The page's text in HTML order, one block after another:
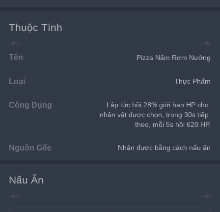
Thuộc Tính
Tên Pizza Nấm Rơm Nướng
Loại Thực Phẩm
Công Dụng
Lập tức hồi 28% giới hạn HP cho
nhân vật được chọn, trong 30s tiếp
theo, mỗi 5s hồi 620 HP.
Nguồn Gốc Nhận được bằng cách nấu ăn
Nấu Ăn